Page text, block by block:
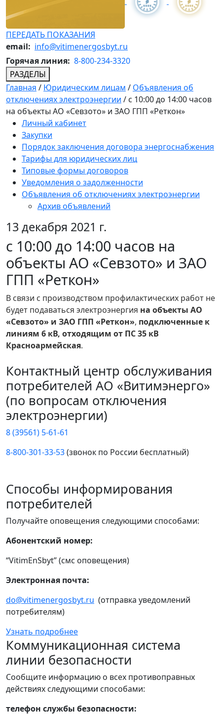
ПЕРЕДАТЬ ПОКАЗАНИЯ
email: info@vitimenergosbyt.ru
Горячая линия: 8-800-234-3320
РАЗДЕЛЫ
Главная / Юридическим лицам / Объявления об
отключениях электроэнергии / c 10:00 до 14:00 часов
на объекты АО «Севзото» и ЗАО ГПП «Реткон»
Личный кабинет
Закупки
Порядок заключения договора энергоснабжения
Тарифы для юридических лиц
Типовые формы договоров
Уведомления о задолженности
Объявления об отключениях электроэнергии
Архив объявлений
13 декабря 2021 г.
c 10:00 до 14:00 часов на
объекты АО «Севзото» и ЗАО
ГПП «Реткон»
В связи с производством профилактических работ не
будет подаваться электроэнергия на объекты АО
«Севзото» и ЗАО ГПП «Реткон», подключенные к
линиям 6 кВ, отходящим от ПС 35 кВ
Красноармейская.
Контактный центр обслуживания
потребителей АО «Витимэнерго»
(по вопросам отключения
электроэнергии)
8 (39561) 5-61-61
8-800-301-33-53(звонок по России бесплатный)
Способы информирования
потребителей
Получайте оповещения следующими способами:
Абонентский номер:
“VitimEnSbyt” (смс оповещения)
Электронная почта:
do@vitimenergosbyt.ru (отправка уведомлений
потребителям)
Узнать подробнее
Коммуникационная система
линии безопасности
Сообщите информацию о всех противоправных
действиях следующими способами:
телефон службы безопасности: